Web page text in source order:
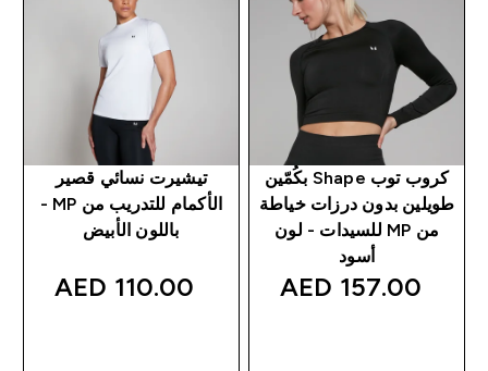
كروب توب Shape بكُمّين
طويلين بدون درزات خياطة
من MP للسيدات - لون
أسود
157.00 AED‎
تيشيرت نسائي قصير
الأكمام للتدريب من MP -
باللون الأبيض
110.00 AED‎